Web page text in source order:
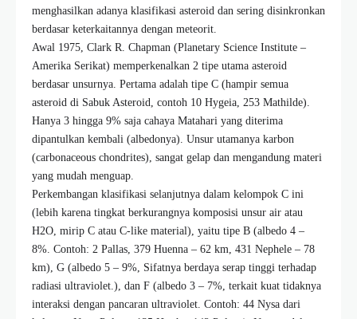
menghasilkan adanya klasifikasi asteroid dan sering disinkronkan
berdasar keterkaitannya dengan meteorit.
Awal 1975, Clark R. Chapman (Planetary Science Institute –
Amerika Serikat) memperkenalkan 2 tipe utama asteroid
berdasar unsurnya. Pertama adalah tipe C (hampir semua
asteroid di Sabuk Asteroid, contoh 10 Hygeia, 253 Mathilde).
Hanya 3 hingga 9% saja cahaya Matahari yang diterima
dipantulkan kembali (albedonya). Unsur utamanya karbon
(carbonaceous chondrites), sangat gelap dan mengandung materi
yang mudah menguap.
Perkembangan klasifikasi selanjutnya dalam kelompok C ini
(lebih karena tingkat berkurangnya komposisi unsur air atau
H2O, mirip C atau C-like material), yaitu tipe B (albedo 4 –
8%. Contoh: 2 Pallas, 379 Huenna – 62 km, 431 Nephele – 78
km), G (albedo 5 – 9%, Sifatnya berdaya serap tinggi terhadap
radiasi ultraviolet.), dan F (albedo 3 – 7%, terkait kuat tidaknya
interaksi dengan pancaran ultraviolet. Contoh: 44 Nysa dari